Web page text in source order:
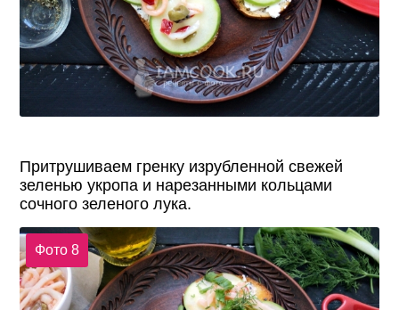
Притрушиваем гренку изрубленной свежей
зеленью укропа и нарезанными кольцами
сочного зеленого лука.
Фото 8